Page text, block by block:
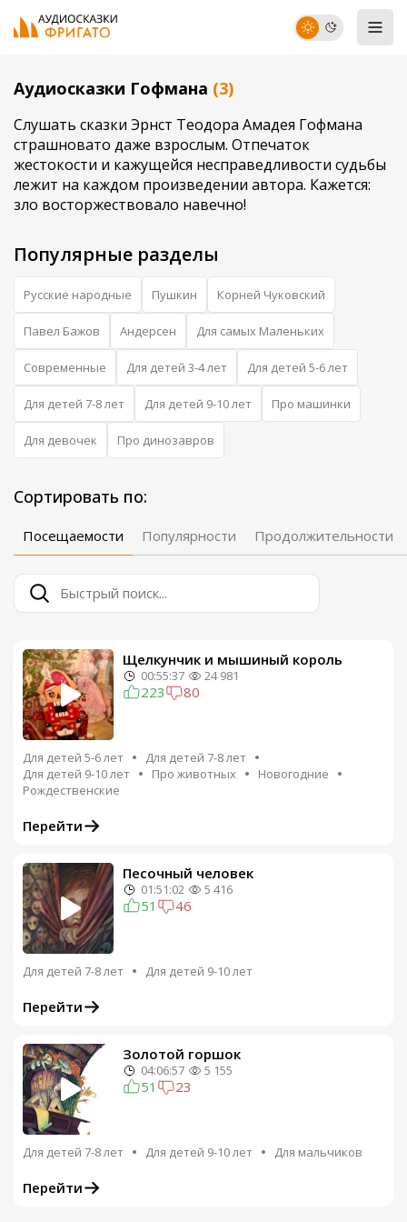
Аудиосказки Гофмана (3)
Слушать сказки Эрнст Теодора Амадея Гофмана
страшновато даже взрослым. Отпечаток
жестокости и кажущейся несправедливости судьбы
лежит на каждом произведении автора. Кажется:
зло восторжествовало навечно!
Популярные разделы
Русские народные Пушкин Корней Чуковский
Павел Бажов Андерсен Для самых Маленьких
Современные Для детей 3-4 лет Для детей 5-6 лет
Для детей 7-8 лет Для детей 9-10 лет Про машинки
Для девочек Про динозавров
Сортировать по:
Посещаемости Популярности Продолжительности
Щелкунчик и мышиный король
00:55:37 24 981
223 80
Для детей 5-6 лет
Для детей 7-8 лет
Для детей 9-10 лет
Про животных
Новогодние
Рождественские
Перейти
Песочный человек
01:51:02 5 416
51 46
Для детей 7-8 лет Для детей 9-10 лет
Перейти
Золотой горшок
04:06:57 5 155
51 23
Для детей 7-8 лет Для детей 9-10 лет Для мальчиков
Перейти